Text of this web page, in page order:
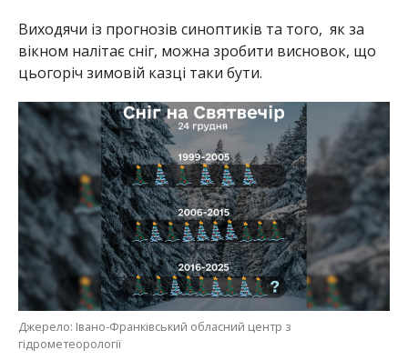
Виходячи із прогнозів синоптиків та того, як за
вікном налітає сніг, можна зробити висновок, що
цьогоріч зимовій казці таки бути.
Джерело: Івано-Франківський обласний центр з
гідрометеорології